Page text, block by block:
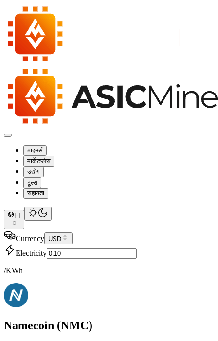
माइनर्स
मार्केटप्लेस
उद्योग
टूल्स
सहायता
HI
Currency USD
Electricity
/KWh
Namecoin (NMC)